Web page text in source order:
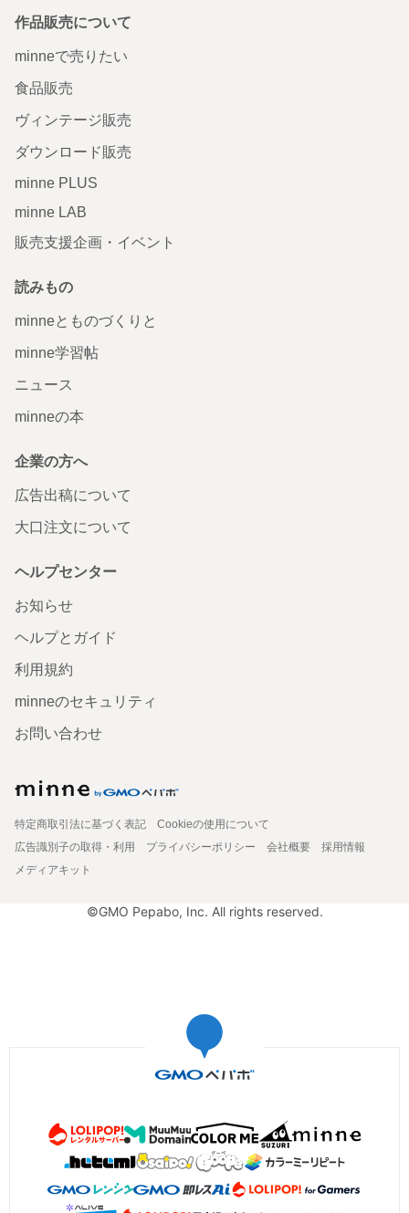
作品販売について
minneで売りたい
食品販売
ヴィンテージ販売
ダウンロード販売
minne PLUS
minne LAB
販売支援企画・イベント
読みもの
minneとものづくりと
minne学習帖
ニュース
minneの本
企業の方へ
広告出稿について
大口注文について
ヘルプセンター
お知らせ
ヘルプとガイド
利用規約
minneのセキュリティ
お問い合わせ
特定商取引法に基づく表記
Cookieの使用について
広告識別子の取得・利用
プライバシーポリシー 会社概要
採用情報
メディアキット
©GMO Pepabo, Inc. All rights reserved.